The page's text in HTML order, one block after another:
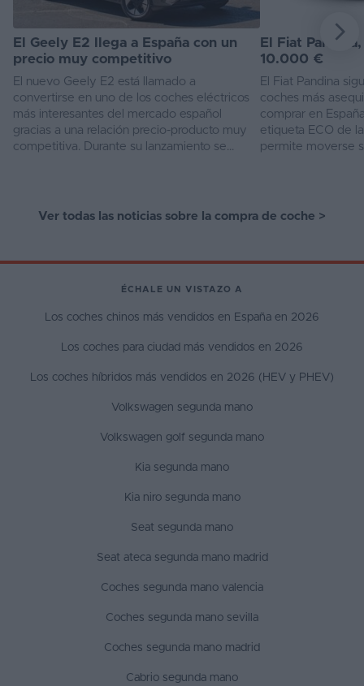
El Geely E2 llega a España con un
precio muy competitivo
El nuevo Geely E2 está llamado a
convertirse en uno de los coches eléctricos
más interesantes del mercado español
gracias a una relación precio-producto muy
competitiva. Durante su lanzamiento se
El Fiat
10.000 €
El Fiat Pandina
coches más
comprar en
etiqueta ECO de
permite moverse
Ver todas las noticias sobre la compra de coche >
ÉCHALE UN VISTAZO A
Los coches chinos más vendidos en España en 2026
Los coches para ciudad más vendidos en 2026
Los coches híbridos más vendidos en 2026 (HEV y PHEV)
Volkswagen segunda mano
Volkswagen golf segunda mano
Kia segunda mano
Kia niro segunda mano
Seat segunda mano
Seat ateca segunda mano madrid
Coches segunda mano valencia
Coches segunda mano sevilla
Coches segunda mano madrid
Cabrio segunda mano